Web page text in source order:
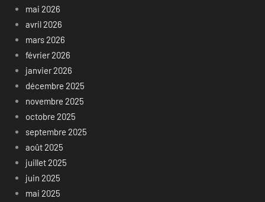
mai 2026
avril 2026
mars 2026
février 2026
janvier 2026
décembre 2025
novembre 2025
octobre 2025
septembre 2025
août 2025
juillet 2025
juin 2025
mai 2025